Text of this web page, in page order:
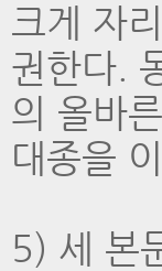
크게 자
권한다.
의 올바
대종을
5) 세 본